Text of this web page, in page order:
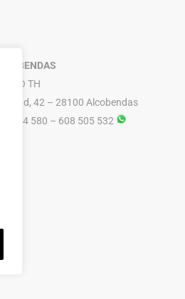
TH
42 – 28100 Alcobendas
614 580 – 608 505 532